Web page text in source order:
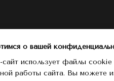
о вашей
использует файлы
работы сайта. Вы можете